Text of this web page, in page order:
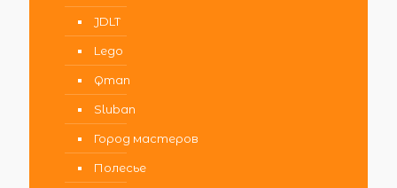
JDLT
Lego
Qman
Sluban
Город мастеров
Полесье